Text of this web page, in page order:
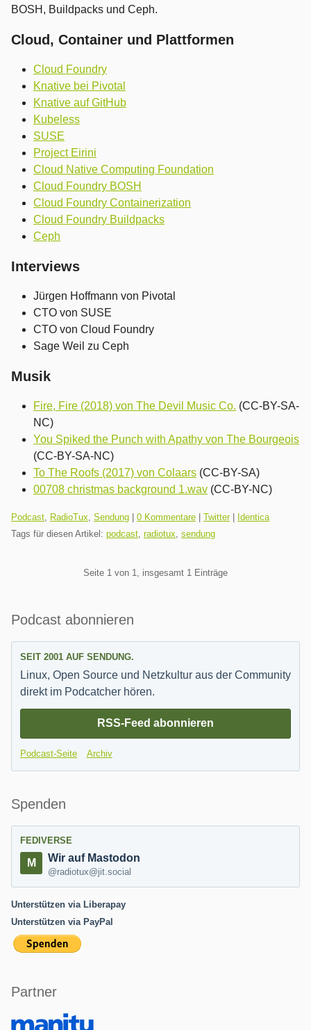
BOSH, Buildpacks und Ceph.
Cloud, Container und Plattformen
Cloud Foundry
Knative bei Pivotal
Knative auf GitHub
Kubeless
SUSE
Project Eirini
Cloud Native Computing Foundation
Cloud Foundry BOSH
Cloud Foundry Containerization
Cloud Foundry Buildpacks
Ceph
Interviews
Jürgen Hoffmann von Pivotal
CTO von SUSE
CTO von Cloud Foundry
Sage Weil zu Ceph
Musik
Fire, Fire (2018) von The Devil Music Co. (CC-BY-SA-
NC)
You Spiked the Punch with Apathy von The Bourgeois
(CC-BY-SA-NC)
To The Roofs (2017) von Colaars (CC-BY-SA)
00708 christmas background 1.wav (CC-BY-NC)
Kategorien:
Podcast, RadioTux, Sendung 0 Kommentare Twitter|
Identica
Tags für diesen Artikel: podcast, radiotux, sendung
Seite 1 von 1, insgesamt 1 Einträge
Seitenleiste
Podcast abonnieren
SEIT 2001 AUF SENDUNG.
Linux, Open Source und Netzkultur aus der Community
direkt im Podcatcher hören.
RSS-Feed abonnieren
Podcast-Seite Archiv
Spenden
FEDIVERSE
Wir auf Mastodon
@radiotux@jit.social
Unterstützen via Liberapay
Unterstützen via PayPal
Partner